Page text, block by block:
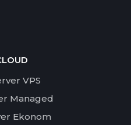
VPS
Managed
Ekonom